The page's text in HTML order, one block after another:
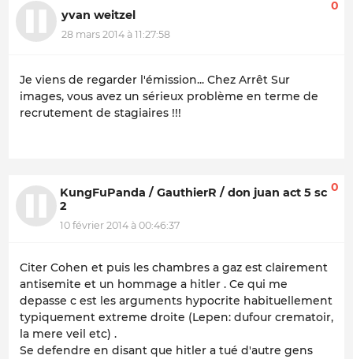
yvan weitzel
28 mars 2014 à 11:27:58
0
Je viens de regarder l'émission... Chez Arrêt Sur
images, vous avez un sérieux problème en terme de
recrutement de stagiaires !!!
KungFuPanda / GauthierR / don juan act 5 sc
2
10 février 2014 à 00:46:37
0
Citer Cohen et puis les chambres a gaz est clairement
antisemite et un hommage a hitler . Ce qui me
depasse c est les arguments hypocrite habituellement
typiquement extreme droite (Lepen: dufour crematoir,
la mere veil etc) .
Se defendre en disant que hitler a tué d'autre gens